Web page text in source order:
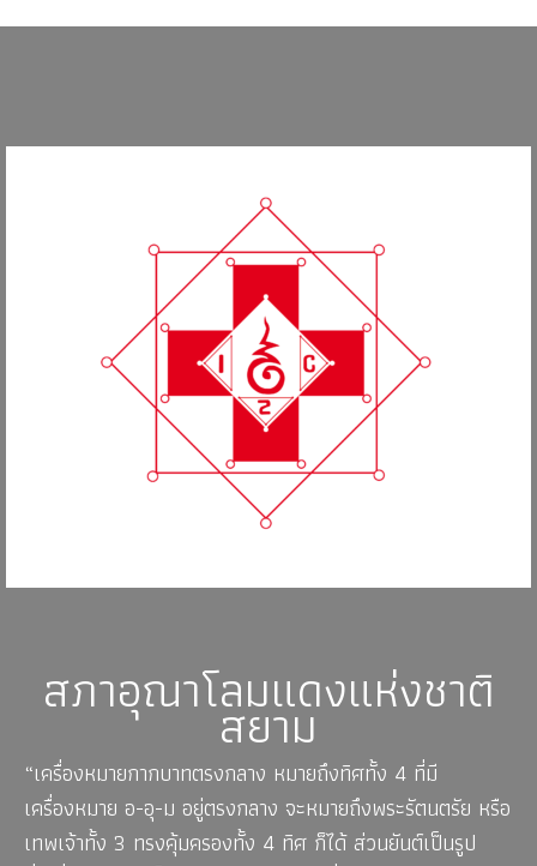
สภาอุณาโลมแดงแห่งชาติ
สยาม
“เครื่องหมายกากบาทตรงกลาง หมายถึงทิศทั้ง 4 ที่มี
เครื่องหมาย อ-อุ-ม อยู่ตรงกลาง จะหมายถึงพระรัตนตรัย หรือ
เทพเจ้าทั้ง 3 ทรงคุ้มครองทั้ง 4 ทิศ ก็ได้ ส่วนยันต์เป็นรูป